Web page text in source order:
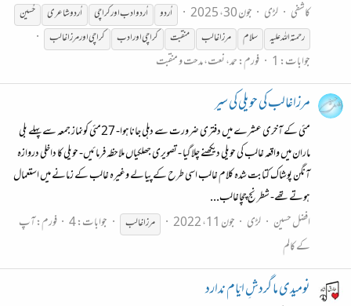
کاشفی
لڑی جون 30، 2025 اُردو اُردو ادب اور کراچی اُردو شاعری
حُسین
رحمتہ اللہ علیہ
سلام مرزاغالب منقبت کراچی اور ادب کراچی اورمرزاغالب
جوابات: 1 فورم:حمد، نعت، مدحت و منقبت
مرزاغالب کی حویلی کی سیر
مئی کے آخری عشرے میں دفتری ضرورت سے دہلی جاناہوا- 27مئی کونماز جمعہ سے پہلے بلی
ماران میں واقعہ غالب کی حویلی دیکھنے چلا گیا - تصویری جھلکیاں ملاحظہ فرمائیں- حویلی کا داخلی دروازہ
آنگن پوشاک کتابت شدہ کلام غالب اسی طرح کے پیالے وغیرہ غالب کے زمانے میں استعمال
ہوتے تھے- شطرنج چچاغالب...
افضل حسین
لڑی جون 11، 2022 مرزاغالب جوابات: 4 فورم:آپ
کے کالم
نومیدی ما گردشِ ایّام ندارد